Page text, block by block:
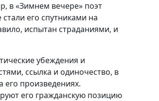
в «Зимнем вечере» поэт
его спутниками на
испытан страданиями, и
убеждения и
ссылка и одиночество, в
его произведениях.
его гражданскую позицию